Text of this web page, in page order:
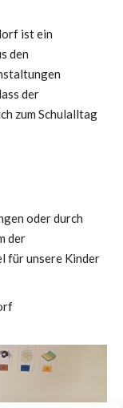
ist ein
den
der
zum Schulalltag
oder durch
der
für unsere Kinder